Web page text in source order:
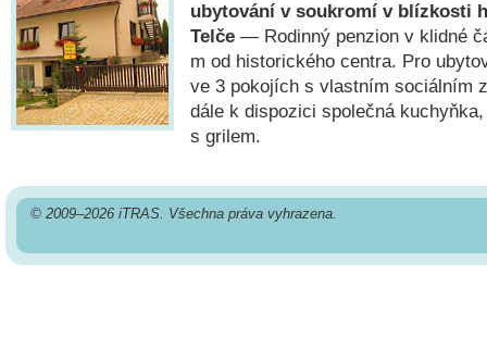
ubytování v soukromí v blízkosti
Telče — Rodinný penzion v klidné
m od historického centra. Pro
ve 3 pokojích s vlastním sociálním
dále k dispozici společná
s grilem.
© 2009–2026 iTRAS. Všechna práva vyhrazena.